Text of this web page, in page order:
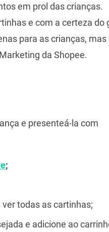
em prol das crianças.
e com a certeza do
para as crianças, mas
da Shopee.
e presenteá-la com
;
todas as cartinhas;
e adicione ao